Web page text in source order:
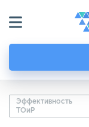
Эффективность
ТОиР